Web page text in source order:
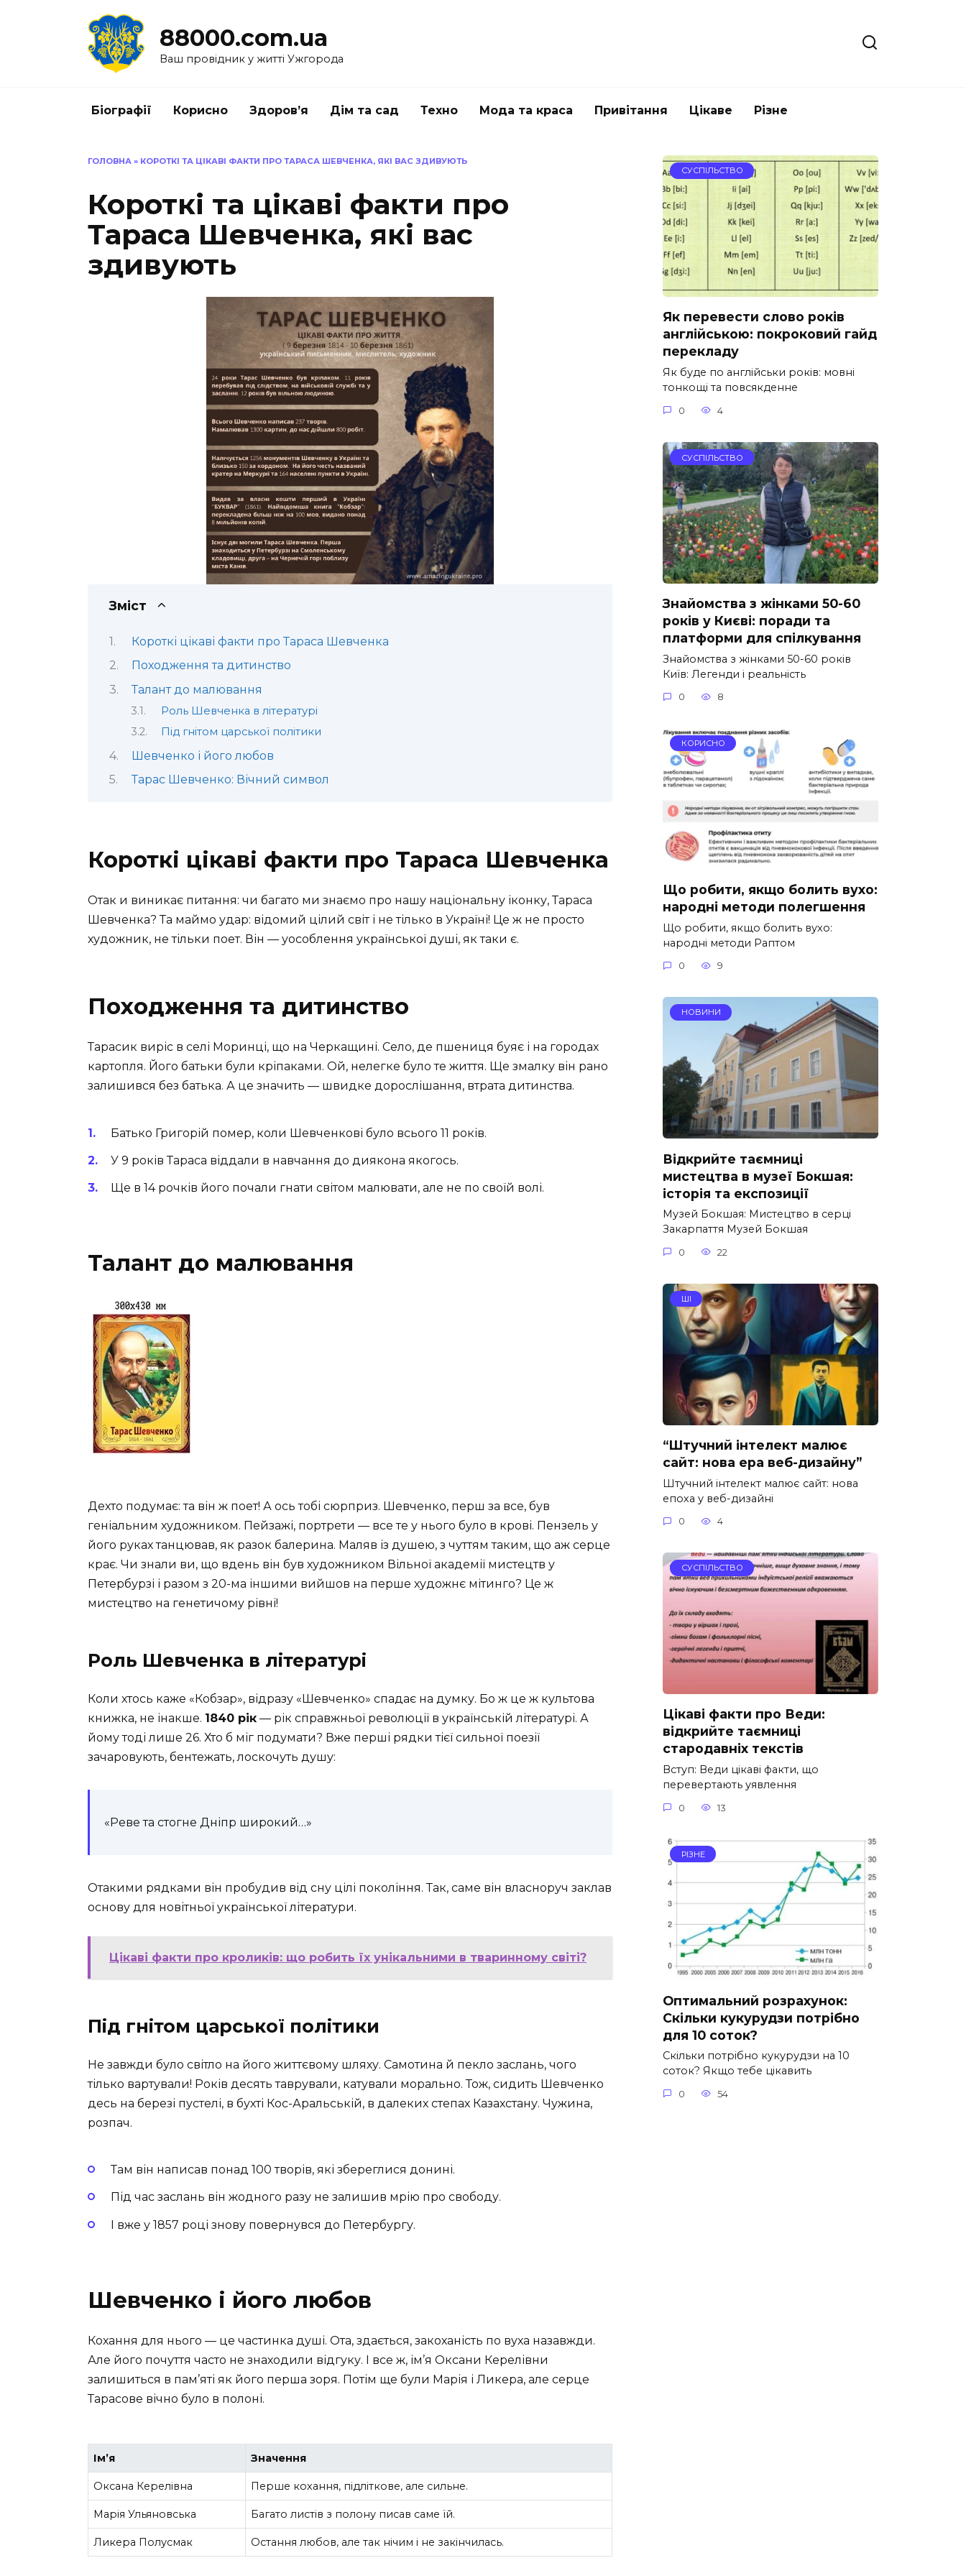
88000.com.ua
Ваш провідник у житті Ужгорода
Біографії Корисно Здоров’я Дім та сад Техно Мода та краса Привітання Цікаве Різне
ГОЛОВНА » КОРОТКІ ТА ЦІКАВІ ФАКТИ ПРО ТАРАСА ШЕВЧЕНКА, ЯКІ ВАС ЗДИВУЮТЬ
Короткі та цікаві факти про
Тараса Шевченка, які вас
здивують
Зміст
Короткі цікаві факти про Тараса Шевченка
Походження та дитинство
Талант до малювання
Роль Шевченка в літературі
Під гнітом царської політики
Шевченко і його любов
Тарас Шевченко: Вічний символ
Короткі цікаві факти про Тараса Шевченка
Отак и виникає питання: чи багато ми знаємо про нашу національну іконку, Тараса
Шевченка? Та маймо удар: відомий цілий світ і не тілько в Україні! Це ж не просто
художник, не тільки поет. Він — уособлення української душі, як таки є.
Походження та дитинство
Тарасик виріс в селі Моринці, що на Черкащині. Село, де пшениця буяє і на городах
картопля. Його батьки були кріпаками. Ой, нелегке було те життя. Ще змалку він рано
залишився без батька. А це значить — швидке дорослішання, втрата дитинства.
Батько Григорій помер, коли Шевченкові було всього 11 років.
У 9 років Тараса віддали в навчання до диякона якогось.
Ще в 14 рочків його почали гнати світом малювати, але не по своїй волі.
Талант до малювання
Дехто подумає: та він ж поет! А ось тобі сюрприз. Шевченко, перш за все, був
геніальним художником. Пейзажі, портрети — все те у нього було в крові. Пензель у
його руках танцював, як разок балерина. Маляв із душею, з чуттям таким, що аж серце
крає. Чи знали ви, що вдень він був художником Вільної академії мистецтв у
Петербурзі і разом з 20-ма іншими вийшов на перше художнє мітинго? Це ж
мистецтво на генетичому рівні!
Роль Шевченка в літературі
Коли хтось каже «Кобзар», відразу «Шевченко» спадає на думку. Бо ж це ж культова
книжка, не інакше. 1840 рік — рік справжньої революції в українській літературі. А
йому тоді лише 26. Хто б міг подумати? Вже перші рядки тієї сильної поезії
зачаровують, бентежать, лоскочуть душу:
«Реве та стогне Дніпр широкий…»
Отакими рядками він пробудив від сну цілі покоління. Так, саме він власноруч заклав
основу для новітньої української літератури.
Цікаві факти про кроликів: що робить їх унікальними в тваринному світі?
Під гнітом царської політики
Не завжди було світло на його життєвому шляху. Самотина й пекло заслань, чого
тілько вартували! Років десять таврували, катували морально. Тож, сидить Шевченко
десь на березі пустелі, в бухті Кос-Аральській, в далеких степах Казахстану. Чужина,
розпач.
Там він написав понад 100 творів, які збереглися донині.
Під час заслань він жодного разу не залишив мрію про свободу.
І вже у 1857 році знову повернувся до Петербургу.
Шевченко і його любов
Кохання для нього — це частинка душі. Ота, здається, закоханість по вуха назавжди.
Але його почуття часто не знаходили відгуку. І все ж, ім’я Оксани Керелівни
залишиться в пам’яті як його перша зоря. Потім ще були Марія і Ликера, але серце
Тарасове вічно було в полоні.
Ім’я Значення
Оксана Керелівна Перше кохання, підліткове, але сильне.
Марія Ульяновська Багато листів з полону писав саме їй.
Ликера Полусмак Остання любов, але так нічим і не закінчилась.
СУСПІЛЬСТВО
Як перевести слово років
англійською: покроковий гайд
перекладу
Як буде по англійськи років: мовні
тонкощі та повсякденне
0 4
СУСПІЛЬСТВО
Знайомства з жінками 50-60
років у Києві: поради та
платформи для спілкування
Знайомства з жінками 50-60 років
Київ: Легенди і реальність
0 8
КОРИСНО
Що робити, якщо болить вухо:
народні методи полегшення
Що робити, якщо болить вухо:
народні методи Раптом
0 9
НОВИНИ
Відкрийте таємниці
мистецтва в музеї Бокшая:
історія та експозиції
Музей Бокшая: Мистецтво в серці
Закарпаття Музей Бокшая
0 22
ШІ
“Штучний інтелект малює
сайт: нова ера веб-дизайну”
Штучний інтелект малює сайт: нова
епоха у веб-дизайні
0 4
СУСПІЛЬСТВО
Цікаві факти про Веди:
відкрийте таємниці
стародавніх текстів
Вступ: Веди цікаві факти, що
перевертають уявлення
0 13
РІЗНЕ
Оптимальний розрахунок:
Скільки кукурудзи потрібно
для 10 соток?
Скільки потрібно кукурудзи на 10
соток? Якщо тебе цікавить
0 54